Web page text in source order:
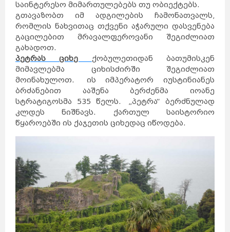
საინტერესო მიმართულებებს თუ ობიექტებს.
გთავაზობთ იმ ადგილების ჩამონათვალს,
რომლის ნახვითაც თქვენი აჭარული დასვენება
გაცილებით მრავალფეროვანი შეგიძლიათ
გახადოთ.
პეტრას ციხე ქობულეთიდან ბათუმისკენ
მიმავლებმა ციხისძირში შეგიძლიათ
მოინახულოთ. ის იმპერატორ იუსტინიანეს
ბრძანებით ააშენა ბერძენმა იოანე
სტრატიგოსმა 535 წელს. „პეტრა“ ბერძნულად
კლდეს ნიშნავს. ქართულ საისტორიო
წყაროებში ის ქაჯეთის ციხედაც იწოდება.